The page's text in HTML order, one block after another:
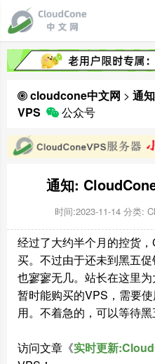
cloudcone中文网 > 通
VPS
公众号
通知:
时间:2023-11-14 分类:
经过了大约半个月的控货
买。不过由于还未到黑五
也寥寥无几。站长在这里
暂时能购买的VPS，需要
用。不着急的，可以等待黑
访问文章《实时更新